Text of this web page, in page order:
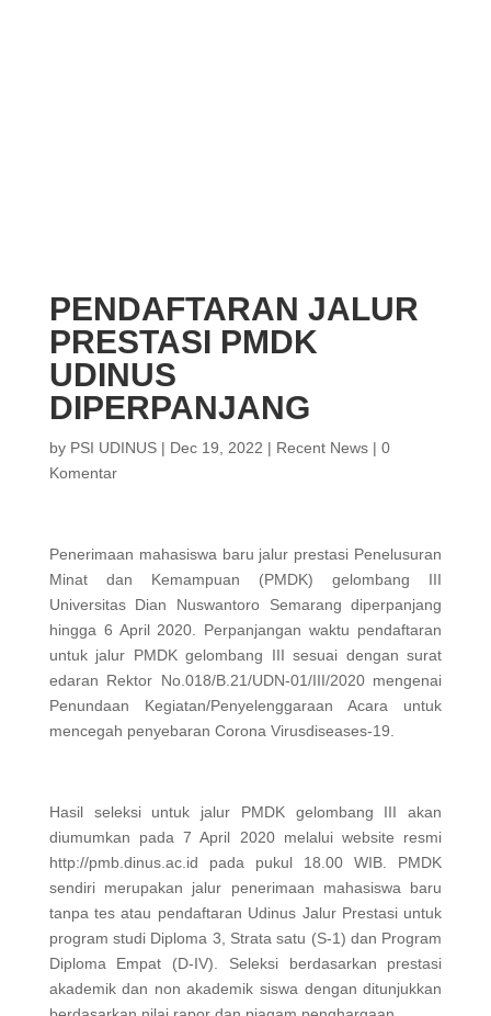
PENDAFTARAN JALUR
PRESTASI PMDK
UDINUS
DIPERPANJANG
by PSI UDINUS| Dec 19, 2022 | Recent News| 0
Komentar
Penerimaan mahasiswa baru jalur prestasi Penelusuran
Minat dan Kemampuan (PMDK) gelombang III
Universitas Dian Nuswantoro Semarang diperpanjang
hingga 6 April 2020. Perpanjangan waktu pendaftaran
untuk jalur PMDK gelombang III sesuai dengan surat
edaran Rektor No.018/B.21/UDN-01/III/2020 mengenai
Penundaan Kegiatan/Penyelenggaraan Acara untuk
mencegah penyebaran Corona Virusdiseases-19.
Hasil seleksi untuk jalur PMDK gelombang III akan
diumumkan pada 7 April 2020 melalui website resmi
http://pmb.dinus.ac.id pada pukul 18.00 WIB. PMDK
sendiri merupakan jalur penerimaan mahasiswa baru
tanpa tes atau pendaftaran Udinus Jalur Prestasi untuk
program studi Diploma 3, Strata satu (S-1) dan Program
Diploma Empat (D-IV). Seleksi berdasarkan prestasi
akademik dan non akademik siswa dengan ditunjukkan